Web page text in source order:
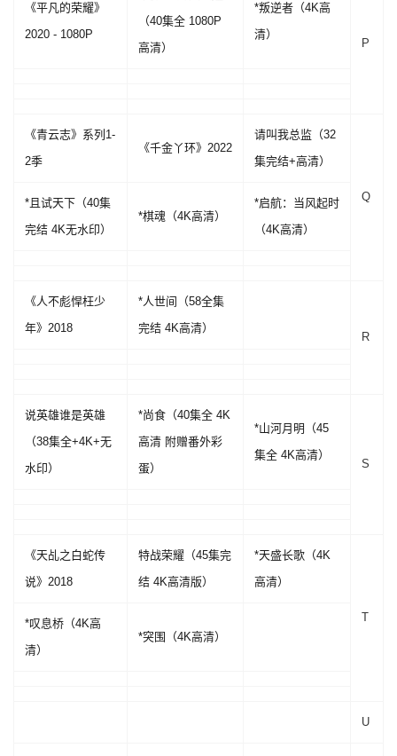
《平凡的荣耀》
2020 - 1080P
（40集全 1080P
高清）
*叛逆者（4K高
清）
P
《青云志》系列1-
2季
《千金丫环》2022
请叫我总监（32
集完结+高清）
Q
*且试天下（40集
完结 4K无水印）
*棋魂（4K高清）
*启航：当风起时
（4K高清）
《人不彪悍枉少
年》2018
*人世间（58全集
完结 4K高清）
R
说英雄谁是英雄
（38集全+4K+无
水印）
*尚食（40集全 4K
高清 附赠番外彩
蛋）
*山河月明（45
集全 4K高清）
S
《天乩之白蛇传
说》2018
特战荣耀（45集完
结 4K高清版）
*天盛长歌（4K
高清）
T
*叹息桥（4K高
清）
*突围（4K高清）
U